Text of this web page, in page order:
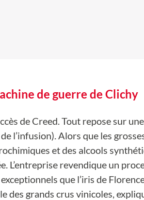
de guerre de Clichy
de Creed. Tout repose sur
l’infusion). Alors que les
et des alcools
L’entreprise revendique un
que l’iris de
des grands crus vinicoles,